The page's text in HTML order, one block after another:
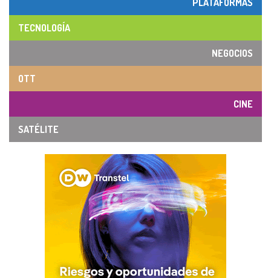
PLATAFORMAS
TECNOLOGÍA
NEGOCIOS
OTT
CINE
SATÉLITE